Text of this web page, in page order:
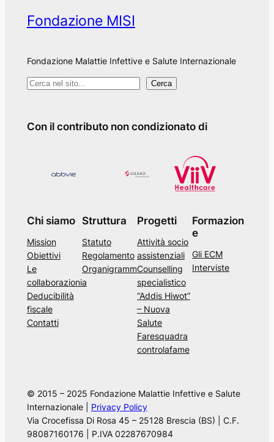
Fondazione MISI
Fondazione Malattie Infettive e Salute Internazionale
C
c
i
t
o
Cerca
Con il contributo non condizionato di
Chi siamo
Mission
Obiettivi
Le
collaborazioni
Deducibilità
fiscale
Contatti
Struttura
Statuto
Regolamento
Organigramm
a
Progetti
Attività socio
assistenziali
Counselling
specialistico
“Addis Hiwot”
– Nuova
Salute
Faresquadra
controlafame
Formazion
e
Gli ECM
Interviste
© 2015 – 2025 Fondazione Malattie Infettive e Salute
Internazionale | Privacy Policy
Via Crocefissa Di Rosa 45 – 25128 Brescia (BS) | C.F.
98087160176 | P.IVA 02287670984